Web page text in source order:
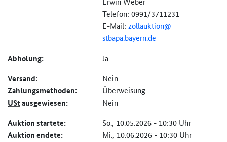
Telefon: 0991/3711231
E-Mail: zollauktion@
stbapa.bayern.de
Abholung: Ja
Versand: Nein
Zahlungs­methoden: Überweisung
UStausgewiesen: Nein
Auktion startete: So., 10.05.2026 - 10:30 Uhr
Auktion endete: Mi., 10.06.2026 - 10:30 Uhr